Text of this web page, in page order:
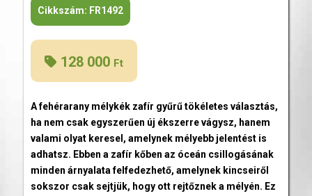
Cikkszám: FR1492
128 000 Ft
A fehérarany mélykék zafír gyűrű tökéletes választás,
ha nem csak egyszerűen új ékszerre vágysz, hanem
valami olyat keresel, amelynek mélyebb jelentést is
adhatsz. Ebben a zafír kőben az óceán csillogásának
minden árnyalata felfedezhető, amelynek kincseiről
sokszor csak sejtjük, hogy ott rejtőznek a mélyén. Ez